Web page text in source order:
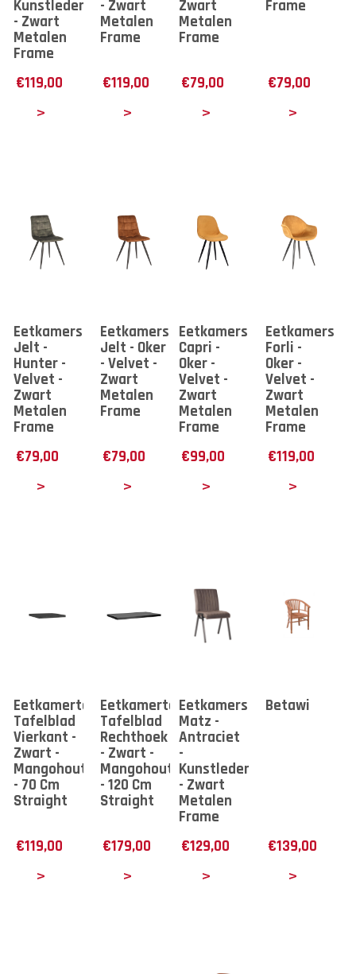
Kunstleder
- Zwart
Metalen
Frame
€119,00
- Zwart
Metalen
Frame
€119,00
Zwart
Metalen
Frame
€79,00
Frame
€79,00
Eetkamerstoel
Jelt -
Hunter -
Velvet -
Zwart
Metalen
Frame
€79,00
Eetkamerstoel
Jelt - Oker
- Velvet -
Zwart
Metalen
Frame
€79,00
Eetkamerstoel
Capri -
Oker -
Velvet -
Zwart
Metalen
Frame
€99,00
Forli -
Oker -
Velvet -
Zwart
Metalen
Frame
€119,00
Eetkamertafel
Tafelblad
Vierkant -
Zwart -
Mangohout
- 70 Cm
Straight
€119,00
Eetkamertafel
Tafelblad
Rechthoek
- Zwart -
Mangohout
- 120 Cm
Straight
€179,00
Eetkamerstoel
Matz -
Antraciet
-
Kunstleder
- Zwart
Metalen
Frame
€129,00
Betawi
€139,00